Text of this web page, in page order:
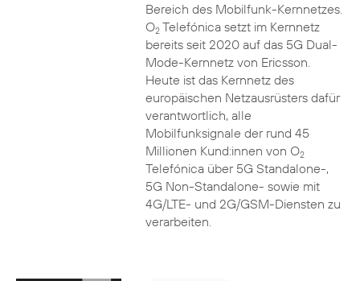
Bereich des Mobilfunk-Kernnetzes.
O2Telefónica setzt im Kernnetz
bereits seit 2020 auf das 5G Dual-
Mode-Kernnetz von Ericsson.
Heute ist das Kernnetz des
europäischen Netzausrüsters dafür
verantwortlich, alle
Mobilfunksignale der rund 45
Millionen Kund:innen von O2
Telefónica über 5G Standalone-,
5G Non-Standalone- sowie mit
4G/LTE- und 2G/GSM-Diensten zu
verarbeiten.